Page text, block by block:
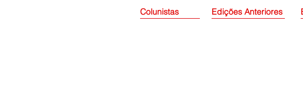
Colunistas Edições Anteriores